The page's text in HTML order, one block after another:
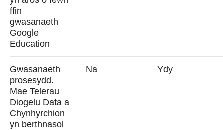
ffin
gwasanaeth
Google
Education
Gwasanaeth
prosesydd.
Mae Telerau
Diogelu Data a
Chynhyrchion
yn berthnasol
Na Ydy